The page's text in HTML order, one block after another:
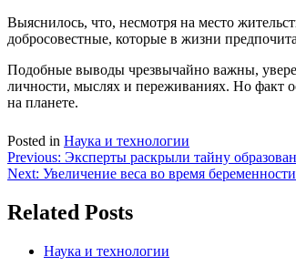
Выяснилось, что, несмотря на место
добросовестные, которые в жизни
Подобные выводы чрезвычайно важны,
личности, мыслях и переживаниях. Но факт
на планете.
Posted in Наука и технологии
Навигация
по
записям
Previous: Эксперты раскрыли тайну
Next: Увеличение веса во время
Related Posts
Наука и технологии